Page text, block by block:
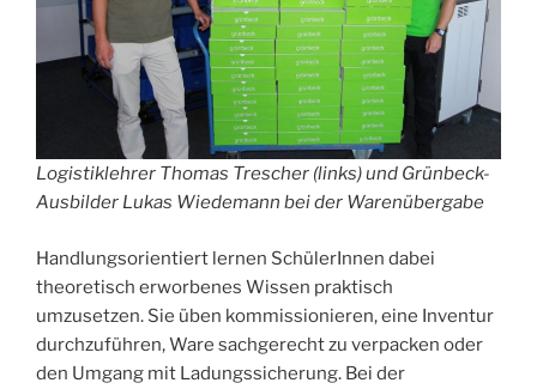
Logistiklehrer Thomas Trescher (links) und Grünbeck-
Ausbilder Lukas Wiedemann bei der Warenübergabe
Handlungsorientiert lernen SchülerInnen dabei
theoretisch erworbenes Wissen praktisch
umzusetzen. Sie üben kommissionieren, eine Inventur
durchzuführen, Ware sachgerecht zu verpacken oder
den Umgang mit Ladungssicherung. Bei der